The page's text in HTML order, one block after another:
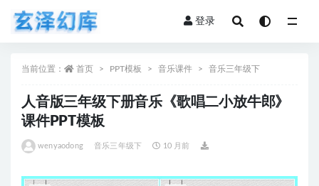
登录
当前位置： 首页 PPT模板 音乐课件 音乐三年级下
人音版三年级下册音乐《歌唱二小放牛郎》
课件PPT模板
wenyaodong 音乐三年级下 10 月前